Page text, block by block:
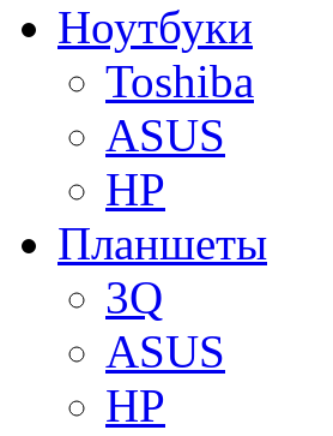
Ноутбуки
Toshiba
ASUS
HP
Планшеты
3Q
ASUS
HP